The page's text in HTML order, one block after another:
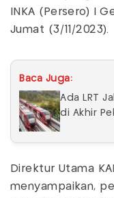
INKA (Persero) I
Jumat (3/11/2023).
Baca Juga:
Ada LRT
di Akhir
Direktur Utama
menyampaikan,